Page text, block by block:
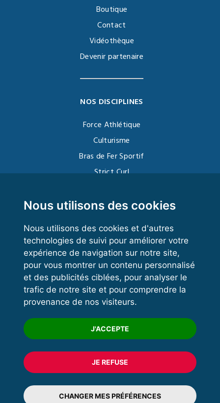
Nous utilisons des cookies
Nous utilisons des cookies et d'autres
technologies de suivi pour améliorer votre
expérience de navigation sur notre site,
pour vous montrer un contenu personnalisé
et des publicités ciblées, pour analyser le
trafic de notre site et pour comprendre la
provenance de nos visiteurs.
J'ACCEPTE
JE REFUSE
CHANGER MES PRÉFÉRENCES
Boutique
Contact
Vidéothèque
Devenir partenaire
NOS DISCIPLINES
Force Athlétique
Culturisme
Bras de Fer Sportif
Strict Curl
Kettlebell
VOS ESPACES
Espace dirigeant
Espace licencié
Trouver un club
Formation
© 2020 FFFORCE Tous droits réservés
Mentions légales
Plan du site